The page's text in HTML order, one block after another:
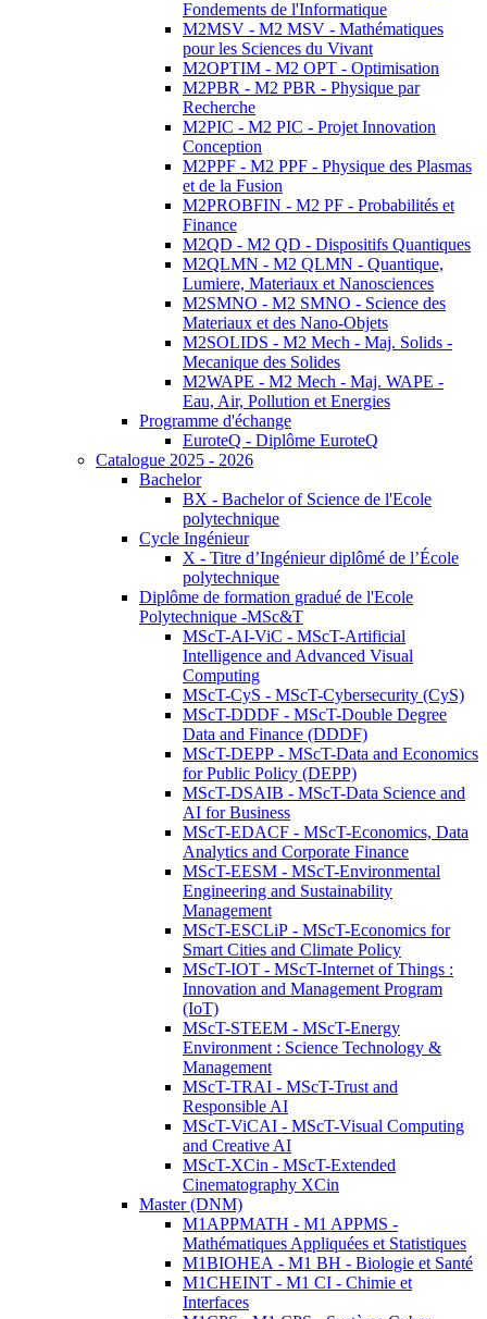
Fondements de l'Informatique
M2MSV - M2 MSV - Mathématiques
pour les Sciences du Vivant
M2OPTIM - M2 OPT - Optimisation
M2PBR - M2 PBR - Physique par
Recherche
M2PIC - M2 PIC - Projet Innovation
Conception
M2PPF - M2 PPF - Physique des Plasmas
et de la Fusion
M2PROBFIN - M2 PF - Probabilités et
Finance
M2QD - M2 QD - Dispositifs Quantiques
M2QLMN - M2 QLMN - Quantique,
Lumiere, Materiaux et Nanosciences
M2SMNO - M2 SMNO - Science des
Materiaux et des Nano-Objets
M2SOLIDS - M2 Mech - Maj. Solids -
Mecanique des Solides
M2WAPE - M2 Mech - Maj. WAPE -
Eau, Air, Pollution et Energies
Programme d'échange
EuroteQ - Diplôme EuroteQ
Catalogue 2025 - 2026
Bachelor
BX - Bachelor of Science de l'Ecole
polytechnique
Cycle Ingénieur
X - Titre d’Ingénieur diplômé de l’École
polytechnique
Diplôme de formation gradué de l'Ecole
Polytechnique -MSc&T
MScT-AI-ViC - MScT-Artificial
Intelligence and Advanced Visual
Computing
MScT-CyS - MScT-Cybersecurity (CyS)
MScT-DDDF - MScT-Double Degree
Data and Finance (DDDF)
MScT-DEPP - MScT-Data and Economics
for Public Policy (DEPP)
MScT-DSAIB - MScT-Data Science and
AI for Business
MScT-EDACF - MScT-Economics, Data
Analytics and Corporate Finance
MScT-EESM - MScT-Environmental
Engineering and Sustainability
Management
MScT-ESCLiP - MScT-Economics for
Smart Cities and Climate Policy
MScT-IOT - MScT-Internet of Things :
Innovation and Management Program
(IoT)
MScT-STEEM - MScT-Energy
Environment : Science Technology &
Management
MScT-TRAI - MScT-Trust and
Responsible AI
MScT-ViCAI - MScT-Visual Computing
and Creative AI
MScT-XCin - MScT-Extended
Cinematography XCin
Master (DNM)
M1APPMATH - M1 APPMS -
Mathématiques Appliquées et Statistiques
M1BIOHEA - M1 BH - Biologie et Santé
M1CHEINT - M1 CI - Chimie et
Interfaces